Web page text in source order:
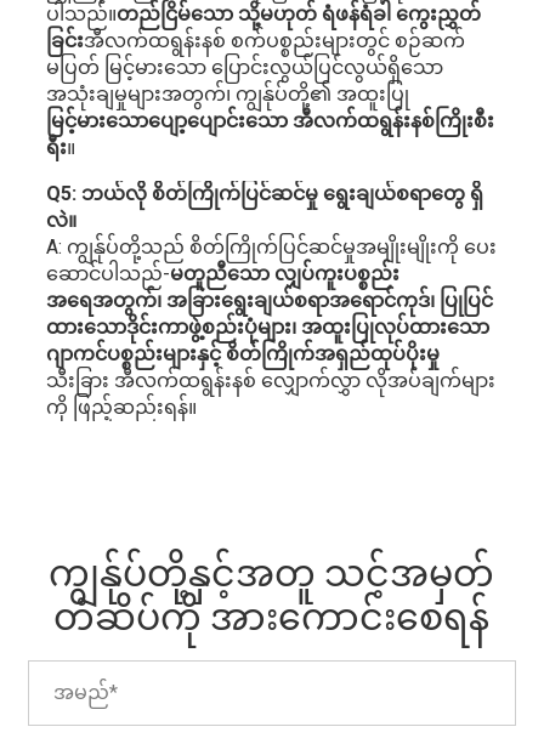
ပါသည်။တည်ငြိမ်သော သို့မဟုတ် ရံဖန်ရံခါ ကွေးညွှတ်
ခြင်းအီလက်ထရွန်းနစ် စက်ပစ္စည်းများတွင် စဉ်ဆက်
မပြတ် မြင့်မားသော ပြောင်းလွယ်ပြင်လွယ်ရှိသော
အသုံးချမှုများအတွက်၊ ကျွန်ုပ်တို့၏ အထူးပြု
မြင့်မားသောပျော့ပျောင်းသော အီလက်ထရွန်းနစ်ကြိုးစီး
ရီး။
Q5: ဘယ်လို စိတ်ကြိုက်ပြင်ဆင်မှု ရွေးချယ်စရာတွေ ရှိ
လဲ။
A: ကျွန်ုပ်တို့သည် စိတ်ကြိုက်ပြင်ဆင်မှုအမျိုးမျိုးကို ပေး
ဆောင်ပါသည်-မတူညီသော လျှပ်ကူးပစ္စည်း
အရေအတွက်၊ အခြားရွေးချယ်စရာအရောင်ကုဒ်၊ ပြုပြင်
ထားသောဒိုင်းကာဖွဲ့စည်းပုံများ၊ အထူးပြုလုပ်ထားသော
ဂျာကင်ပစ္စည်းများနှင့် စိတ်ကြိုက်အရှည်ထုပ်ပိုးမှု
သီးခြား အီလက်ထရွန်းနစ် လျှောက်လွှာ လိုအပ်ချက်များ
ကို ဖြည့်ဆည်းရန်။
ကျွန်ုပ်တို့နှင့်အတူ သင့်အမှတ်
တံဆိပ်ကို အားကောင်းစေရန်